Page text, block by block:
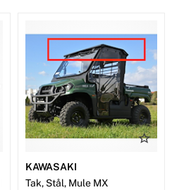
KAWASAKI
Tak, Stål, Mule MX